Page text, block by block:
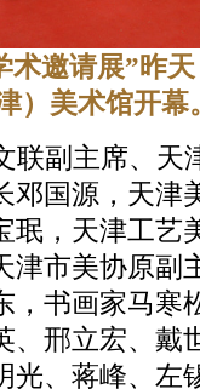
邀请展”昨天
）美术馆开幕
副主席、天
邓国源，天津
珉，天津工艺
津市美协原副
，书画家马寒
、邢立宏、戴
光、蒋峰、左